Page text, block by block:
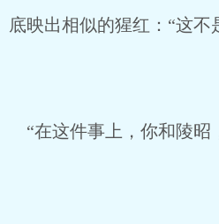
底映出相似的猩红：“这不
“在这件事上，你和陵昭